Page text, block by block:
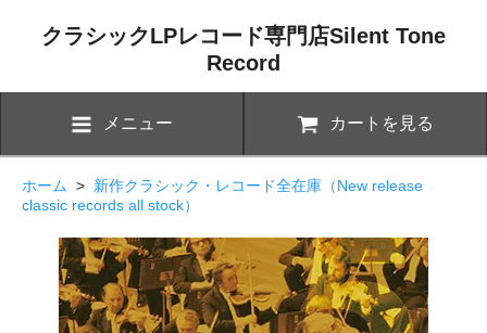
クラシックLPレコード専門店Silent Tone
Record
メニュー カートを見る
ホーム > 新作クラシック・レコード全在庫（New release
classic records all stock）